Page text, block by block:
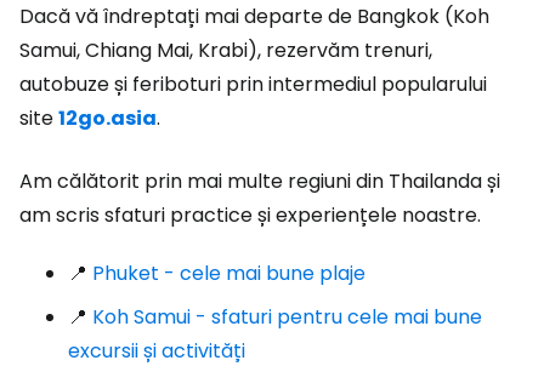
Dacă vă îndreptați mai departe de Bangkok (Koh
Samui, Chiang Mai, Krabi), rezervăm trenuri,
autobuze și feriboturi prin intermediul popularului
site12go.asia.
Am călătorit prin mai multe regiuni din Thailanda și
am scris sfaturi practice și experiențele noastre.
📍 Phuket - cele mai bune plaje
📍 Koh Samui - sfaturi pentru cele mai bune
excursii și activități